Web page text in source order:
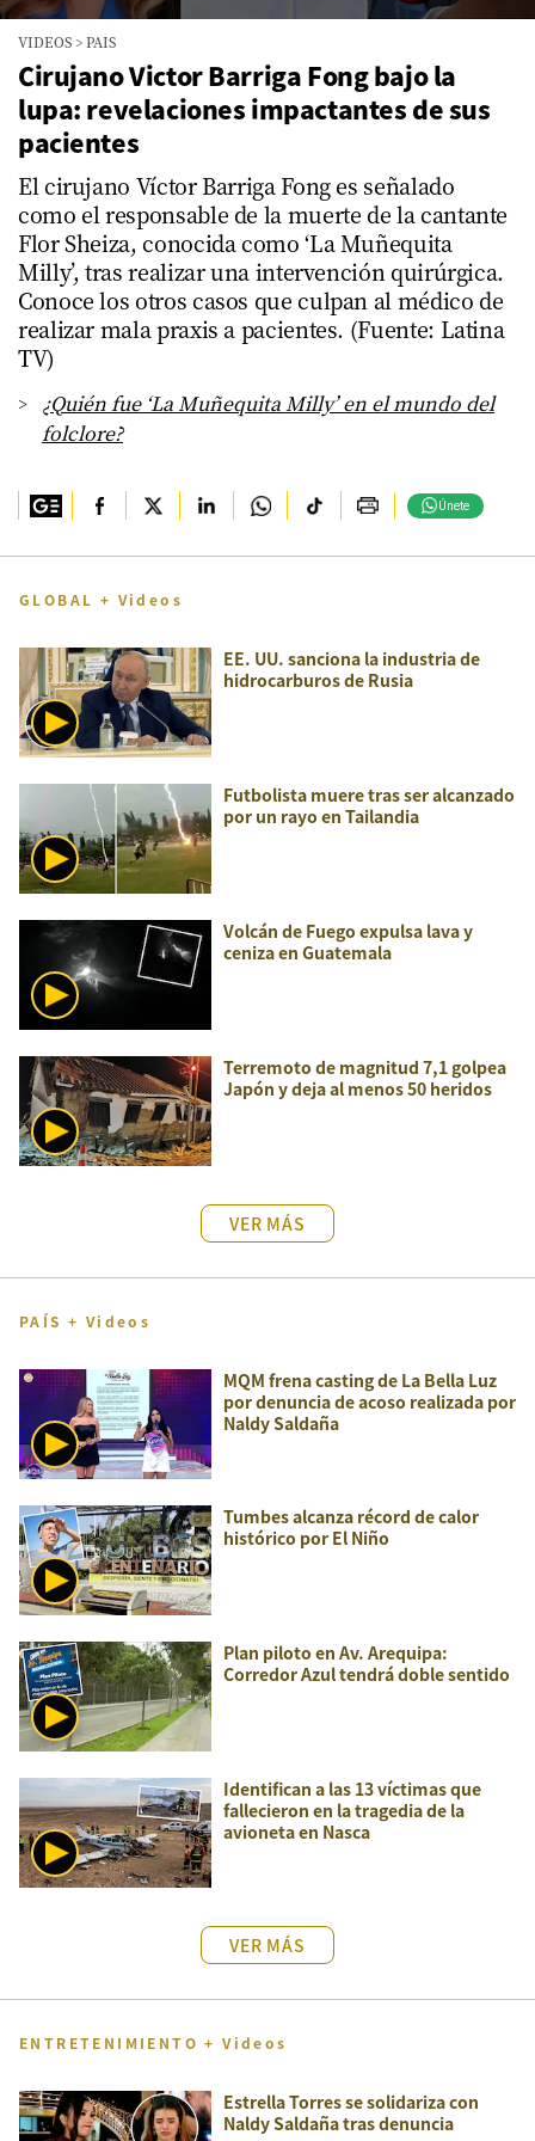
seconds
minutes,
39
seconds
VIDEOS >PAIS
Cirujano Victor Barriga Fong bajo la
lupa: revelaciones impactantes de sus
pacientes
El cirujano Víctor Barriga Fong es señalado
como el responsable de la muerte de la cantante
Flor Sheiza, conocida como ‘La Muñequita
Milly’, tras realizar una intervención quirúrgica.
Conoce los otros casos que culpan al médico de
realizar mala praxis a pacientes. (Fuente: Latina
TV)
¿Quién fue ‘La Muñequita Milly’ en el mundo del
folclore?
Únete
GLOBAL + Videos
EE. UU. sanciona la industria de
hidrocarburos de Rusia
Futbolista muere tras ser alcanzado
por un rayo en Tailandia
Volcán de Fuego expulsa lava y
ceniza en Guatemala
Terremoto de magnitud 7,1 golpea
Japón y deja al menos 50 heridos
VER MÁS
PAÍS + Videos
MQM frena casting de La Bella Luz
por denuncia de acoso realizada por
Naldy Saldaña
Tumbes alcanza récord de calor
histórico por El Niño
Plan piloto en Av. Arequipa:
Corredor Azul tendrá doble sentido
Identifican a las 13 víctimas que
fallecieron en la tragedia de la
avioneta en Nasca
VER MÁS
ENTRETENIMIENTO + Videos
Estrella Torres se solidariza con
Naldy Saldaña tras denuncia